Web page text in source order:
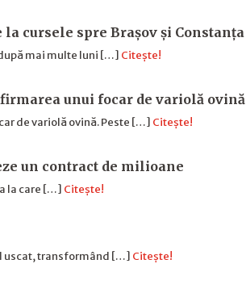
cursele spre Brașov și Constanța
mai multe luni […] Citește!
unui focar de variolă ovină
de variolă ovină. Peste […] Citește!
un contract de milioane
la care […] Citește!
uscat, transformând […] Citește!